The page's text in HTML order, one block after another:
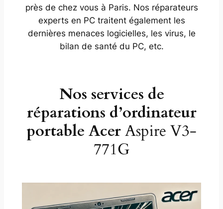
près de chez vous à Paris. Nos réparateurs
experts en PC traitent également les
dernières menaces logicielles, les virus, le
bilan de santé du PC, etc.
Nos services de
réparations d’ordinateur
portable AcerAspire V3-
771G